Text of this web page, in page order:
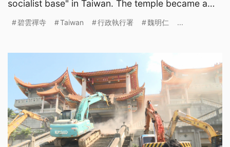
socialist base" in Taiwan. The temple became a
碧雲禪寺 Taiwan 行政執行署 魏明仁 ...